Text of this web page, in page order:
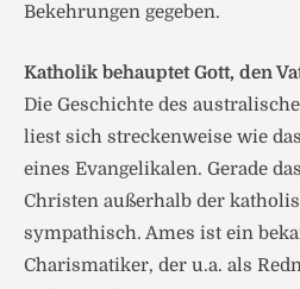
Bekehrungen gegeben.
Katholik behauptet Gott, den
Die Geschichte des
liest sich streckenweise wie
eines Evangelikalen. Gerade
Christen außerhalb der
sympathisch. Ames ist ein
Charismatiker, der u.a. als